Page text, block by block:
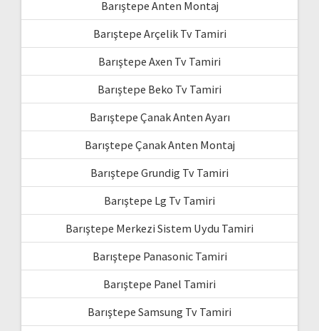
Barıştepe Anten Montaj
Barıştepe Arçelik Tv Tamiri
Barıştepe Axen Tv Tamiri
Barıştepe Beko Tv Tamiri
Barıştepe Çanak Anten Ayarı
Barıştepe Çanak Anten Montaj
Barıştepe Grundig Tv Tamiri
Barıştepe Lg Tv Tamiri
Barıştepe Merkezi Sistem Uydu Tamiri
Barıştepe Panasonic Tamiri
Barıştepe Panel Tamiri
Barıştepe Samsung Tv Tamiri